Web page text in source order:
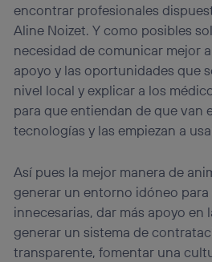
encontrar profesionales
Aline Noizet. Y como posibles
necesidad de comunicar mejor
apoyo y las oportunidades que
nivel local y explicar a los
para que entiendan de que van
tecnologías y las empiezan a
Así pues la mejor manera de
generar un entorno idóneo
innecesarias, dar más apoyo en
generar un sistema de
transparente, fomentar una